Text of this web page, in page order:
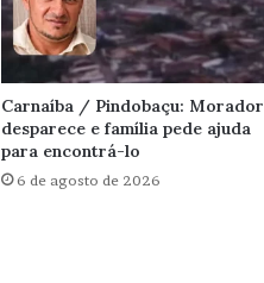
Carnaíba / Pindobaçu: Morador
desparece e família pede ajuda
para encontrá-lo
6 de agosto de 2026